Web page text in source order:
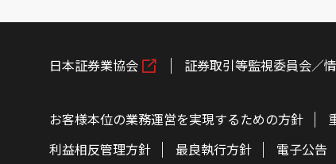
日本証券業協会 証券取引等監視委員会／
お客様本位の業務運営を実現するための方針
利益相反管理方針
最良執行方針 電子公告